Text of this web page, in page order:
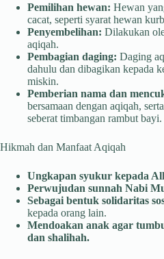
Pemilihan hewan: Hewan
cacat, seperti syarat hewan
Penyembelihan: Dilakukan
aqiqah.
Pembagian daging: Daging
dahulu dan dibagikan kepada
miskin.
Pemberian nama dan
bersamaan dengan aqiqah,
seberat timbangan rambut bayi.
Hikmah dan Manfaat Aqiqah
Ungkapan syukur kepada
Perwujudan sunnah Nabi
Sebagai bentuk solidaritas
kepada orang lain.
Mendoakan anak agar
dan shalihah.